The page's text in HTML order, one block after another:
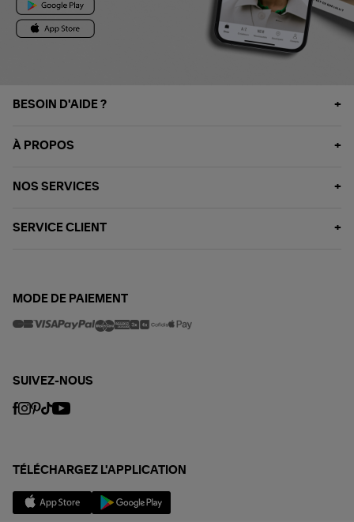
BESOIN D'AIDE ?
À PROPOS
NOS SERVICES
SERVICE CLIENT
MODE DE PAIEMENT
SUIVEZ-NOUS
TÉLÉCHARGEZ L'APPLICATION